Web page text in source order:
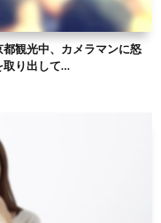
観光中、カメラマンに怒
取り出して…